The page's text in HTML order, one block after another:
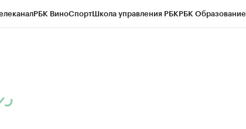
РБК ВиноСпортШкола управления РБКРБК Образование